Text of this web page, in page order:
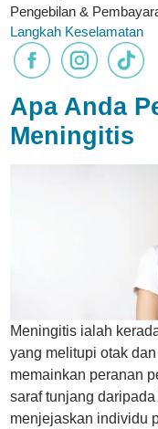
Pengebilan &
Langkah Keselamatan
Apa Anda
Meningitis
Meningitis ialah
yang melitupi otak
memainkan peranan
saraf tunjang
menjejaskan individu